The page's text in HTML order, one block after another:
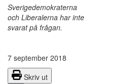
Sverigedemokraterna
och Liberalerna har inte
svarat på frågan.
7 september 2018
Skriv ut